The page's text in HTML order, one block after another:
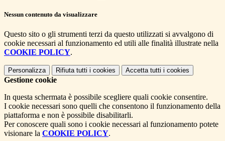
Nessun contenuto da visualizzare
Questo sito o gli strumenti terzi da questo utilizzati si avvalgono di
cookie necessari al funzionamento ed utili alle finalità illustrate nella
COOKIE POLICY.
Personalizza Rifiuta tutti i cookies Accetta tutti i cookies
Gestione cookie
In questa schermata è possibile scegliere quali cookie consentire.
I cookie necessari sono quelli che consentono il funzionamento della
piattaforma e non è possibile disabilitarli.
Per conoscere quali sono i cookie necessari al funzionamento potete
visionare la COOKIE POLICY.